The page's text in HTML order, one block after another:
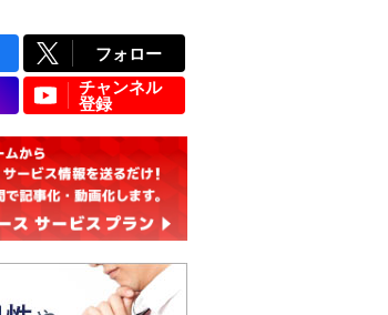
フォロー
チャンネル
登録